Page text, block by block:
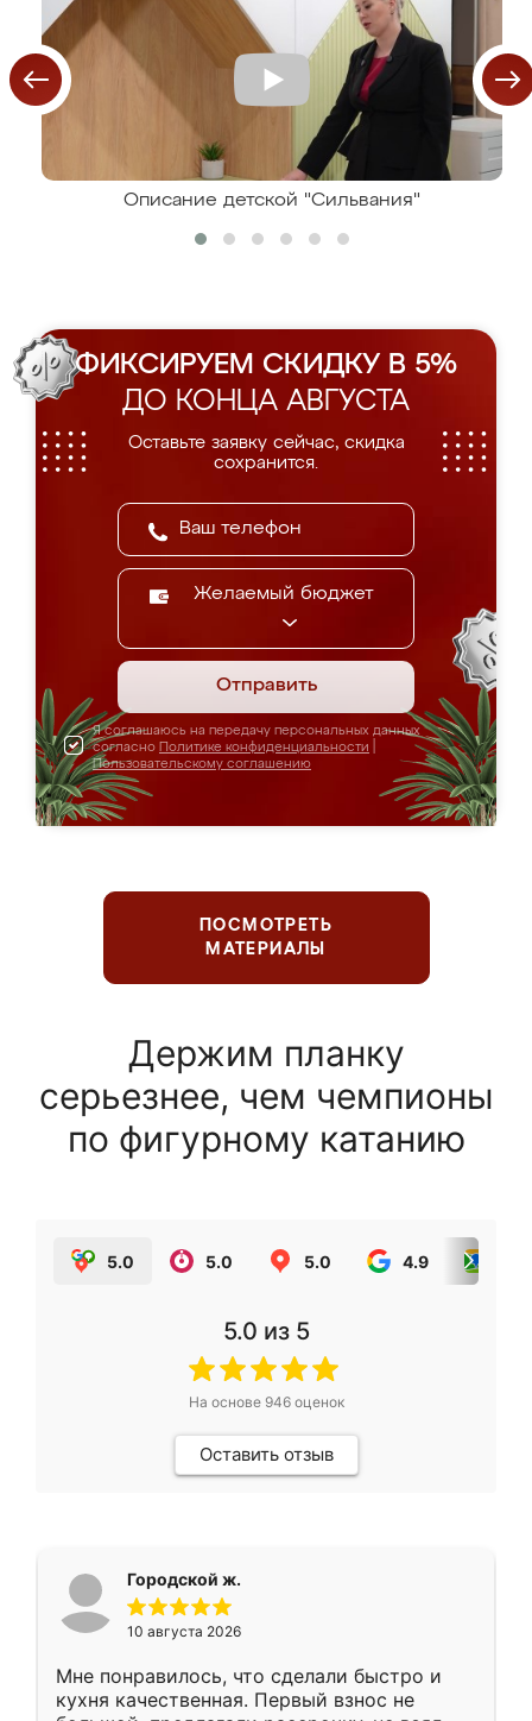
Описание детской "Сильвания"
ФИКСИРУЕМ СКИДКУ В 5%
ДО КОНЦА АВГУСТА
Оставьте заявку сейчас, скидка
сохранится.
Желаемый бюджет
Отправить
Я соглашаюсь на передачу персональных данных
согласно Политике конфиденциальности
Пользовательскому соглашению
ПОСМОТРЕТЬ
МАТЕРИАЛЫ
Держим планку
серьезнее, чем чемпионы
по фигурному катанию
5.0 5.0 5.0 4.9
5.0 из 5
На основе 946оценок
Оставить отзыв
Городской ж.
10 августа 2026
Мне понравилось, что сделали быстро и
кухня качественная. Первый взнос не